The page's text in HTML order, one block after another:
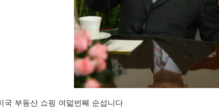
국 부동산 쇼핑 여덟번째 순섭니다